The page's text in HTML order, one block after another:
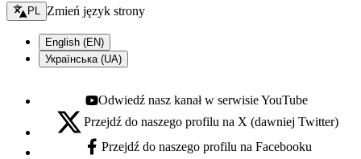
Zmień język - bieżący:
PL Zmień język strony
English (EN)
Українська (UA)
Youtube - otwiera się w nowej karcie
Odwiedź nasz kanał w serwisie YouTube
X - otwiera się w nowej karcie
Przejdź do naszego profilu na X (dawniej Twitter)
Facebook - otwiera się w nowej karcie
Przejdź do naszego profilu na Facebooku